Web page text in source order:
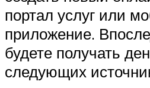
портал услуг или
приложение.
будете получать
следующих